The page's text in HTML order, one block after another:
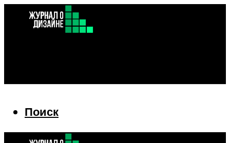
Поиск